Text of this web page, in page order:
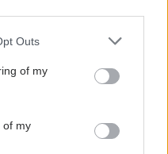
uses one or more Google
You may click to
its third-party tags to
in below Google
Outs
of my
of my